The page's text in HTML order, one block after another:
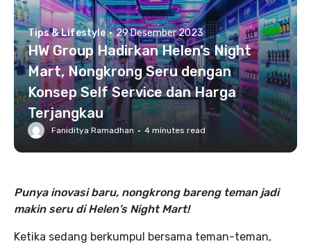
Tips & Lifestyle · 29 Desember 2023
HW Group Hadirkan Helen’s Night
Mart, Nongkrong Seru dengan
Konsep Self Service dan Harga
Terjangkau
Faniditya Ramadhan · 4 minutes read
Punya inovasi baru, nongkrong bareng teman jadi
makin seru di Helen’s Night Mart!
Ketika sedang berkumpul bersama teman-teman,